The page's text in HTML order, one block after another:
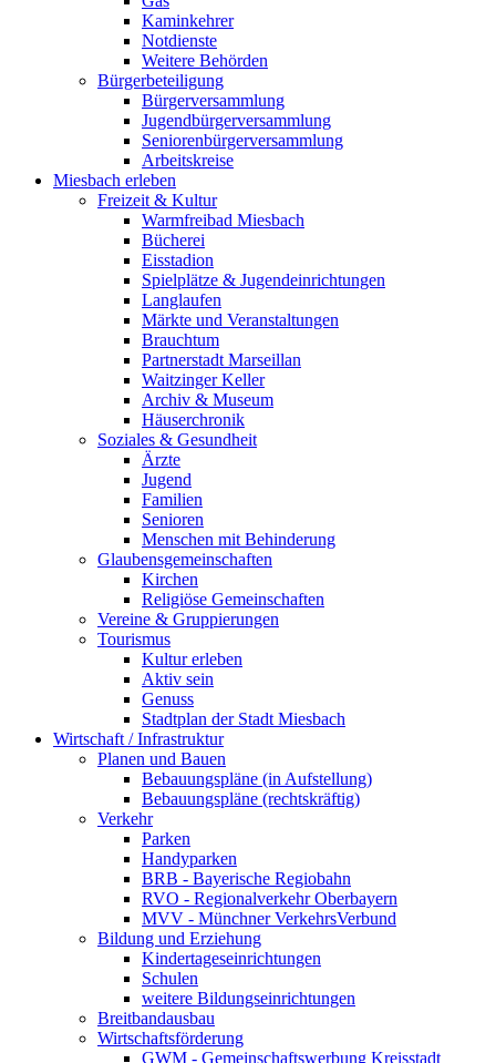
Kaminkehrer
Notdienste
Weitere Behörden
Bürgerbeteiligung
Bürgerversammlung
Jugendbürgerversammlung
Seniorenbürgerversammlung
Arbeitskreise
Miesbach erleben
Freizeit & Kultur
Warmfreibad Miesbach
Bücherei
Eisstadion
Spielplätze & Jugendeinrichtungen
Langlaufen
Märkte und Veranstaltungen
Brauchtum
Partnerstadt Marseillan
Waitzinger Keller
Archiv & Museum
Häuserchronik
Soziales & Gesundheit
Ärzte
Jugend
Familien
Senioren
Menschen mit Behinderung
Glaubensgemeinschaften
Kirchen
Religiöse Gemeinschaften
Vereine & Gruppierungen
Tourismus
Kultur erleben
Aktiv sein
Genuss
Stadtplan der Stadt Miesbach
Wirtschaft / Infrastruktur
Planen und Bauen
Bebauungspläne (in Aufstellung)
Bebauungspläne (rechtskräftig)
Verkehr
Parken
Handyparken
BRB - Bayerische Regiobahn
RVO - Regionalverkehr Oberbayern
MVV - Münchner VerkehrsVerbund
Bildung und Erziehung
Kindertageseinrichtungen
Schulen
weitere Bildungseinrichtungen
Breitbandausbau
Wirtschaftsförderung
GWM - Gemeinschaftswerbung Kreisstadt